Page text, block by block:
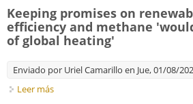
Keeping promises on
efficiency and methane
of global heating'
Enviado por Uriel Camarillo en Jue, 01/08/
Leer más